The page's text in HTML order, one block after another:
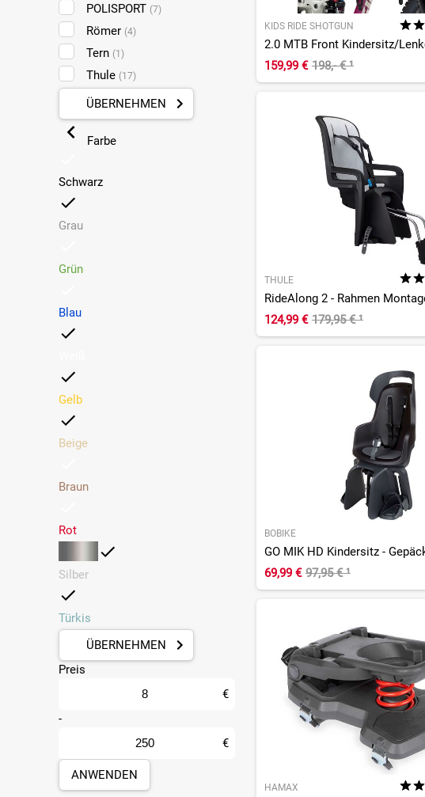
POLISPORT (7)
Römer (4)
Tern (1)
Thule (17)
ÜBERNEHMEN
Farbe
Schwarz
Grau
Grün
Blau
Gelb
Beige
Braun
Rot
Silber
Türkis
ÜBERNEHMEN
Preis
€
-
€
ANWENDEN
KIDS RIDE SHOTGUN
159,99 € 198,- €¹
THULE
RideAlong 2 - Rahmen
124,99 € 179,95 €¹
BOBIKE
69,99 € 97,95 €¹
HAMAX